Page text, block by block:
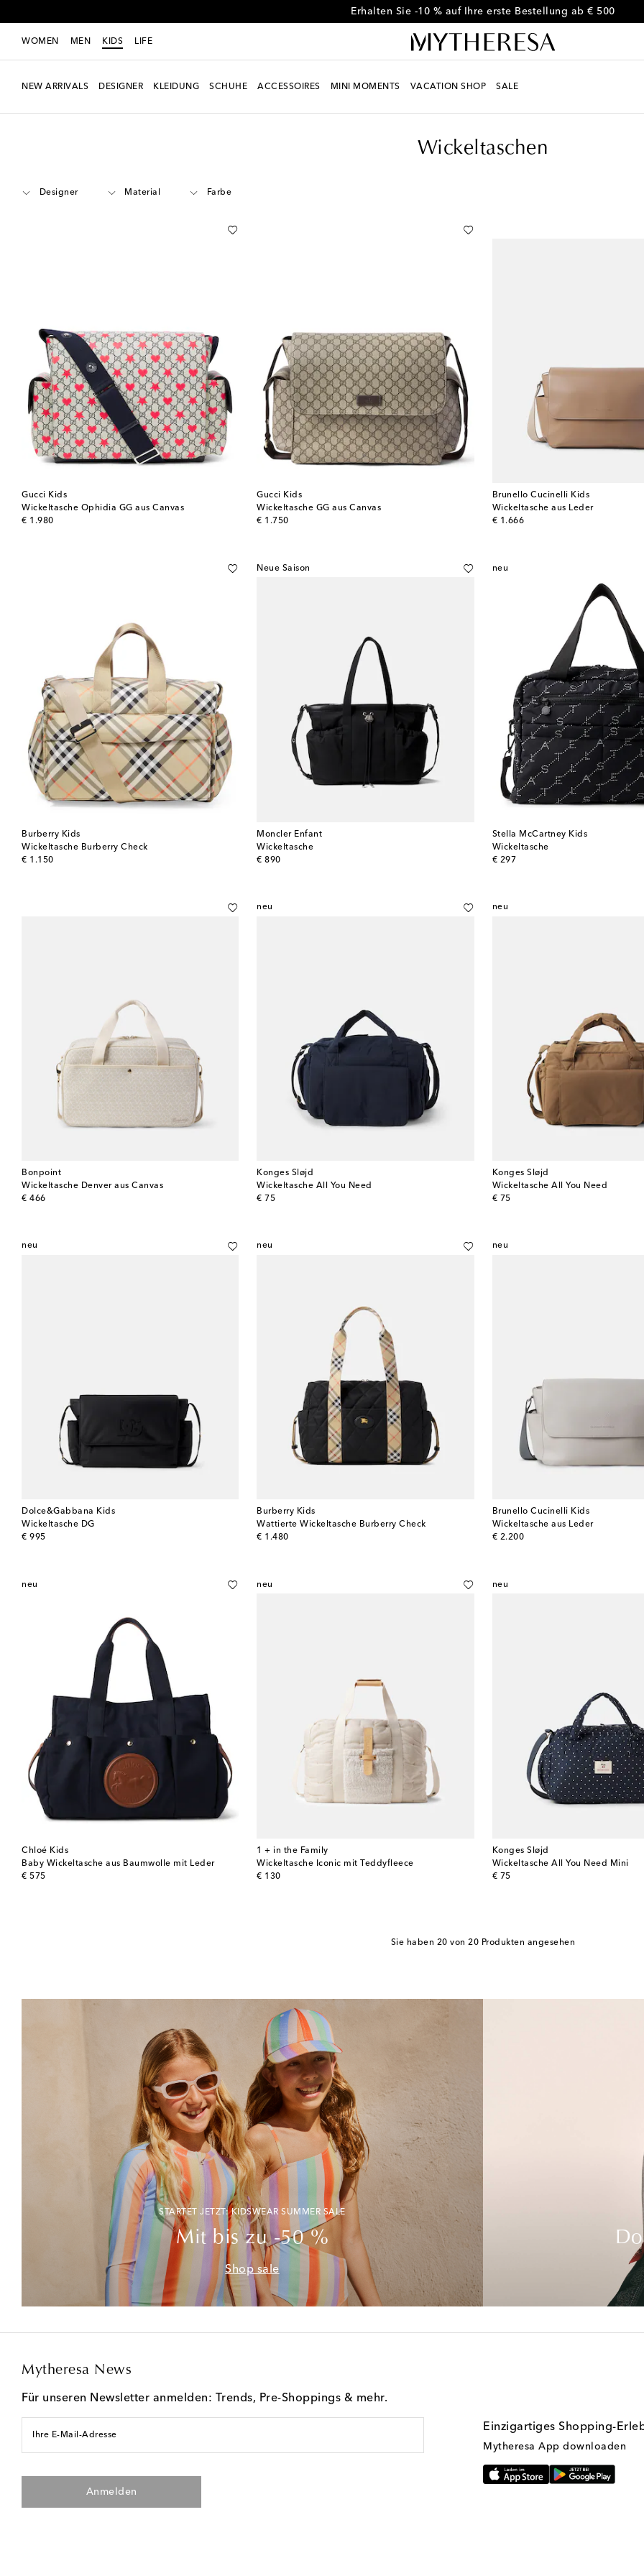
Erhalten Sie -10 % auf Ihre erste Bestellung ab € 500
WOMEN MEN KIDS LIFE
NEW ARRIVALS DESIGNER KLEIDUNG SCHUHE ACCESSOIRES MINI MOMENTS VACATION SHOP SALE
Wickeltaschen
Designer Material Farbe
Gucci Kids
Wickeltasche Ophidia GG aus Canvas
€ 1.980
original price
Gucci Kids
Wickeltasche GG aus Canvas
€ 1.750
original price
Brunello Cucinelli Kids
Wickeltasche aus Leder
€ 1.666
original price
Burberry Kids
Wickeltasche Burberry Check
€ 1.150
original price
Neue Saison
Moncler Enfant
Wickeltasche
€ 890
original price
neu
Stella McCartney Kids
Wickeltasche
€ 297
original price
Bonpoint
Wickeltasche Denver aus Canvas
€ 466
original price
neu
Konges Sløjd
Wickeltasche All You Need
€ 75
original price
neu
Konges Sløjd
Wickeltasche All You Need
€ 75
original price
neu
Dolce&Gabbana Kids
Wickeltasche DG
€ 995
original price
neu
Burberry Kids
Wattierte Wickeltasche Burberry Check
€ 1.480
original price
neu
Brunello Cucinelli Kids
Wickeltasche aus Leder
€ 2.200
original price
neu
Chloé Kids
Baby Wickeltasche aus Baumwolle mit Leder
€ 575
original price
neu
1 + in the Family
Wickeltasche Iconic mit Teddyfleece
€ 130
original price
neu
Konges Sløjd
Wickeltasche All You Need Mini
€ 75
original price
Sie haben 20 von 20 Produkten angesehen
STARTET JETZT: KIDSWEAR SUMMER SALE
Mit bis zu -50 %
Shop sale
Mytheresa News
Für unseren Newsletter anmelden: Trends, Pre-Shoppings & mehr.
Ihre E-Mail-Adresse
Anmelden
Einzigartiges Shopping-
Mytheresa App downloaden